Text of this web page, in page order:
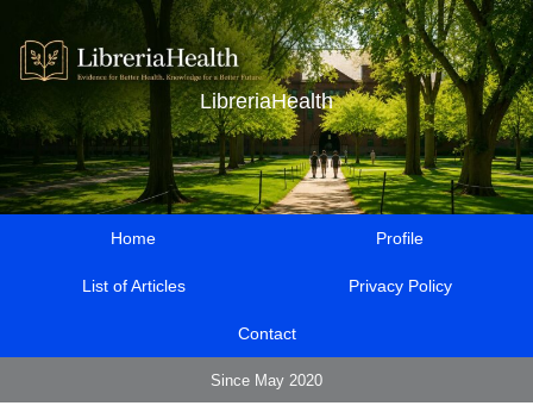
LibreriaHealth
Home Profile
List of Articles Privacy Policy
Contact
Since May 2020